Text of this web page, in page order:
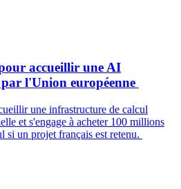
accueillir une AI
l'Union européenne
une infrastructure de calcul
et s'engage à acheter 100 millions
si un projet français est retenu.